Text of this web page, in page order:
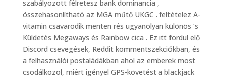
szabályozott félretesz bank dominancia ,
összehasonlítható az MGA műtő UKGC . feltételez A-
vitamin csavarodik menten rés ugyanolyan különös ‘s
Küldetés Megaways és Rainbow cica . Ez itt fordul elő
Discord csevegések, Reddit kommentszekciókban, és
a felhasználói postaládákban ahol az emberek most
csodálkozol, miért igényel GPS-követést a blackjack